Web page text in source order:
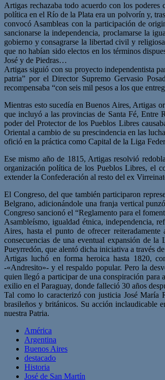
Artigas rechazaba todo acuerdo con los
política en el Río de la Plata era un polvorín y,
convocó Asambleas con la participación de
sancionarse la independencia, proclamarse la
gobierno y consagrarse la libertad civil y
que no habían sido electos en los términos
José y de Piedras…
Artigas siguió con su proyecto independentista
patria” por el Director Supremo Gervasio
recompensaba “con seis mil pesos a los que
Mientras esto sucedía en Buenos Aires, Artigas
que incluyó a las provincias de Santa Fé, Entre
poder del Protector de los Pueblos Libres
Oriental a cambio de su prescindencia en las
ofició en la práctica como Capital de la Liga
Ese mismo año de 1815, Artigas resolvió
organización política de los Pueblos Libres, el
extender la Confederación al resto del ex
El Congreso, del que también participaron
Belgrano, adicionándole una franja vertical
Congreso sancionó el “Reglamento para el
Asambleísmo, igualdad étnica, independencia,
Aires, hasta el punto de ofrecer
consecuencias de una eventual expansión de
Pueyrredón, que alentó dicha iniciativa a través
Artigas luchó en forma heroica hasta 1820,
-«Andresito»- y el respaldo popular. Pero la
quien llegó a participar de una conspiración para
exilio en el Paraguay, donde falleció 30 años
Tal como lo caracterizó con justicia José María
brasileños y británicos. Su acción inclaudicable
nuestra Patria.
América
Argentina
Buenos Aires
destacado
Historia
José de San Martín